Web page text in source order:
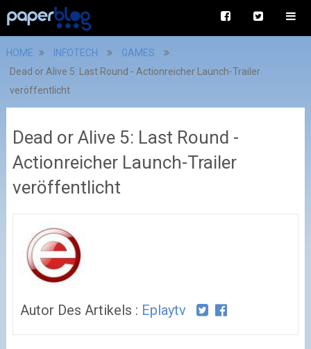
HOME INFOTECH
GAMES
Dead or Alive 5: Last Round - Actionreicher Launch-Trailer
veröffentlicht
Dead or Alive 5: Last Round -
Actionreicher Launch-Trailer
veröffentlicht
Autor Des Artikels : Eplaytv